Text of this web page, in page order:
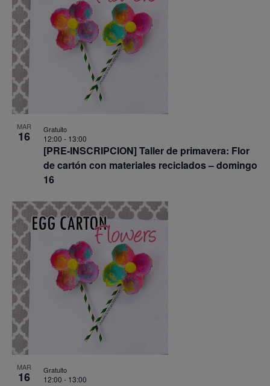
MAR
16
[PRE-INSCRIPCION] Taller de primavera: Flor
de cartón con materiales reciclados – domingo
16
12:00 - 13:00
Gratuito
MAR
16 12:00 - 13:00
Gratuito